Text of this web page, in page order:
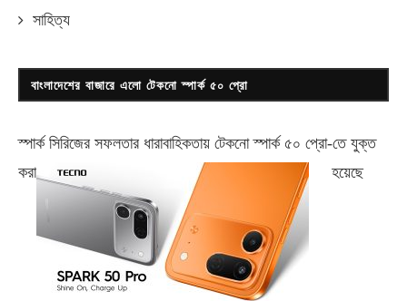
সাহিত্য
বাংলাদেশের বাজারে এলো টেকনো স্পার্ক ৫০ প্রো
স্পার্ক সিরিজের সফলতার ধারাবাহিকতায় টেকনোস্পার্ক ৫০ প্রো-তে যুক্ত
করা
হয়েছে